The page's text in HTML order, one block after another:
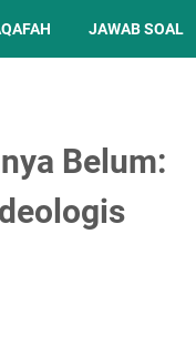
JAWAB SOAL
Belum: